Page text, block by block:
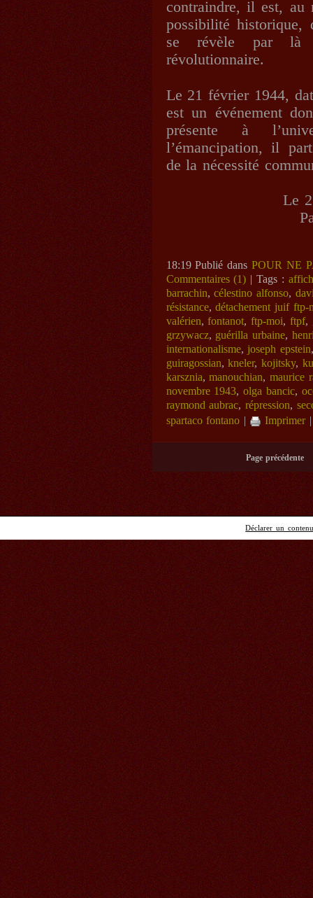
contraindre, il est, au
possibilité historique,
se révèle par là
révolutionnaire.
Le 21 février 1944,
est un événement
présente à
l’émancipation, il
de la nécessité
Le
18:19 Publié dansPOUR NE
Commentaires (1) | Tags :
barrachin,célestino alfonso,
résistance,détachement juif ftp-
valérien,fontanot,ftp-moi,ftpf,
grzywacz, guérilla urbaine,
internationalisme, joseph epstein
guiragossian,kneler,kojitsky,
karsznia,manouchian,maurice
novembre 1943,olga bancic,
raymond aubrac,répression,
spartaco fontano | Imprimer
Page précédente
Déclarer un